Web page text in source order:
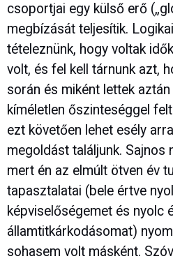
csoportjai egy külső erő
megbízását teljesítik.
tételeznünk, hogy voltak
volt, és fel kell tárnunk azt,
során és miként lettek
kíméletlen őszinteséggel
ezt követően lehet esély
megoldást találjunk. Sajnos
mert én az elmúlt ötven év
tapasztalatai (bele értve
képviselőségemet és nyolc
államtitkárkodásomat)
sohasem volt másként.